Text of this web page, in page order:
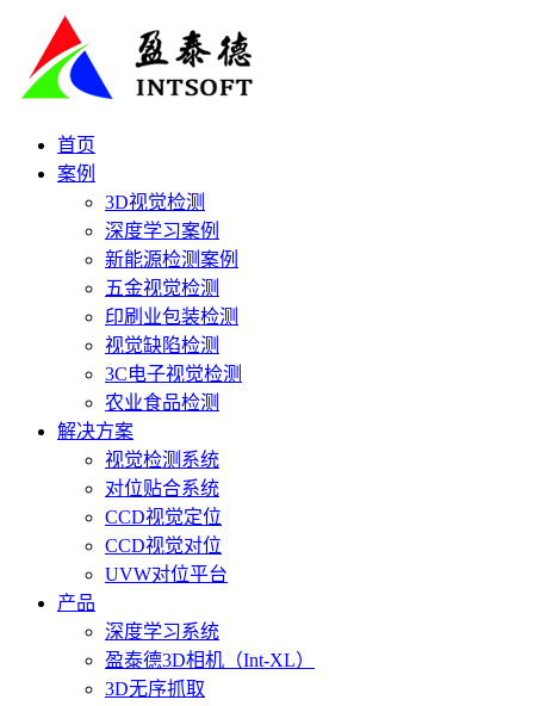
首页
案例
3D视觉检测
深度学习案例
新能源检测案例
五金视觉检测
印刷业包装检测
视觉缺陷检测
3C电子视觉检测
农业食品检测
解决方案
视觉检测系统
对位贴合系统
CCD视觉定位
CCD视觉对位
UVW对位平台
产品
深度学习系统
盈泰德3D相机（Int-XL）
3D无序抓取